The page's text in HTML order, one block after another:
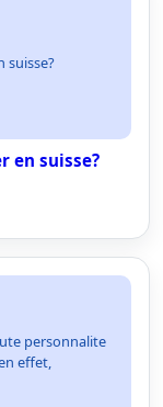
suisse?
en suisse?
personnalite
effet,